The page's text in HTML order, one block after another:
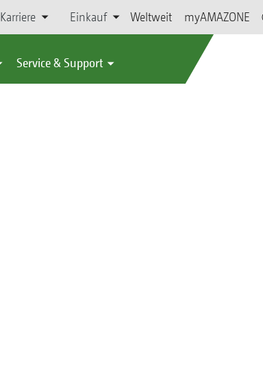
Karriere Einkauf Weltweit myAMAZONE
Service & Support